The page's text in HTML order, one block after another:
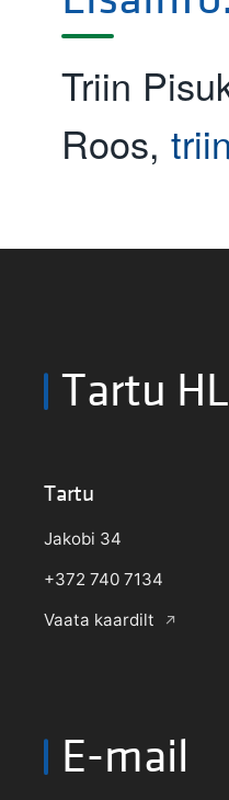
Triin
Roos,
Tartu
Tartu
Jakobi 34
+372 740 7134
Vaata kaardilt
E-mail